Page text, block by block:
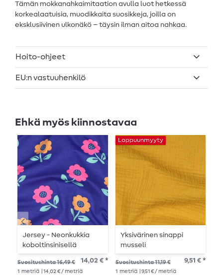
Tämän mokkanahkaimitaation avulla luot hetkessä
korkealaatuisia, muodikkaita suosikkeja, joilla on
eksklusiivinen ulkonäkö – täysin ilman aitoa nahkaa.
Hoito-ohjeet
EU:n vastuuhenkilö
Ehkä myös kiinnostavaa
Jersey - Neonkukkia
koboltinsinisellä
Suositushinta 16,49 € 14,02 € *
1 metriä | 14,02 € / metriä
Loppuunmyyty
Yksivärinen sinappi
musseli
Suositushinta 11,19 € 9,51 € *
1 metriä | 9,51 € / metriä